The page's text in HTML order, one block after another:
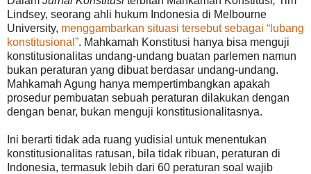
Lindsey, seorang ahli hukum Indonesia di Melbourne
University, menggambarkan situasi tersebut sebagai “lubang
konstitusional”. Mahkamah Konstitusi hanya bisa menguji
konstitusionalitas undang-undang buatan parlemen namun
bukan peraturan yang dibuat berdasar undang-undang.
Mahkamah Agung hanya mempertimbangkan apakah
prosedur pembuatan sebuah peraturan dilakukan dengan
dengan benar, bukan menguji konstitusionalitasnya.
Ini berarti tidak ada ruang yudisial untuk menentukan
konstitusionalitas ratusan, bila tidak ribuan, peraturan di
Indonesia, termasuk lebih dari 60 peraturan soal wajib